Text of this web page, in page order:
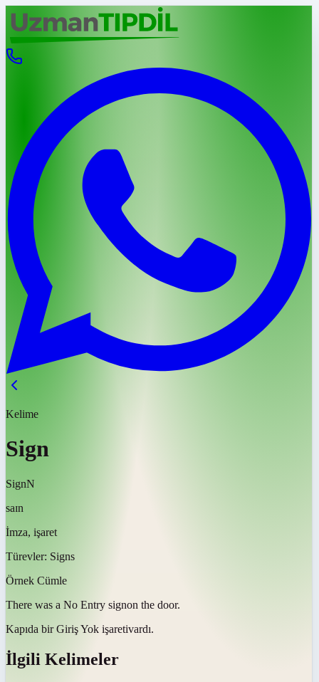
Kelime
Sign
SignN
saɪn
İmza, işaret
Türevler: Signs
Örnek Cümle
There was a No Entry signon the door.
Kapıda bir Giriş Yok işaretivardı.
İlgili Kelimeler